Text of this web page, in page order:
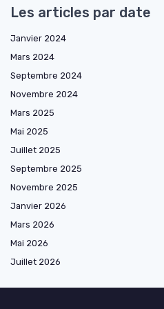
Les articles par date
Janvier 2024
Mars 2024
Septembre 2024
Novembre 2024
Mars 2025
Mai 2025
Juillet 2025
Septembre 2025
Novembre 2025
Janvier 2026
Mars 2026
Mai 2026
Juillet 2026